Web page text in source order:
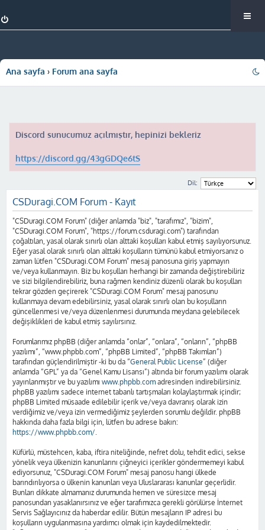
Ana sayfa Forum ana sayfa
Discord sunucumuz açılmıştır, hepinizi bekleriz
https://discord.gg/43gGDQe6tS
Dil:
CSDuragi.COM Forum - Kayıt
"CSDuragi.COM Forum" (diğer anlamda "biz", "tarafımız", "bizim",
"CSDuragi.COM Forum", "https://forum.csduragi.com") tarafından
çoğaltılan, yasal olarak sınırlı olan alttaki koşulları kabul etmiş sayılıyorsunuz.
Eğer yasal olarak sınırlı olan alttaki koşulların tümünü kabul etmiyorsanız o
zaman lütfen "CSDuragi.COM Forum" mesaj panosuna giriş yapmayın
ve/veya kullanmayın. Biz bu koşulları herhangi bir zamanda değiştirebiliriz
ve sizi bilgilendirebiliriz, buna rağmen kendiniz düzenli olarak bu koşulları
tekrar gözden geçirerek "CSDuragi.COM Forum" mesaj panosunu
kullanmaya devam edebilirsiniz, yasal olarak sınırlı olan bu koşulların
güncellenmesi ve/veya düzenlenmesi durumunda meydana gelebilecek
değişiklikleri de kabul etmiş sayılırsınız.
Forumlarımız phpBB (diğer anlamda “onlar”, “onlara”, “onların”, “phpBB
yazılımı”, “www.phpbb.com”, “phpBB Limited”, “phpBB Takımları”)
tarafından güçlendirilmiştir -ki bu da “General Public License” (diğer
anlamda “GPL” ya da “Genel Kamu Lisansı”) altında bir forum yazılımı olarak
yayınlanmıştır ve bu yazılımı www.phpbb.com adresinden indirebilirsiniz.
phpBB yazılımı sadece internet tabanlı tartışmaları kolaylaştırmak içindir;
phpBB Limited müsaade edilebilir içerik ve/veya davranış olarak izin
verdiğimiz ve/veya izin vermediğimiz şeylerden sorumlu değildir. phpBB
hakkında daha fazla bilgi için, lütfen bu adrese bakın:
https://www.phpbb.com/.
Küfürlü, müstehcen, kaba, iftira niteliğinde, nefret dolu, tehdit edici, sekse
yönelik veya ülkenizin kanunlarını çiğneyici içerikler göndermemeyi kabul
ediyorsunuz, "CSDuragi.COM Forum" mesaj panosu hangi ülkede
barındırılıyorsa o ülkenin kanunları veya Uluslararası kanunlar geçerlidir.
Bunları dikkate almamanız durumunda hemen ve süresizce mesaj
panosundan yasaklanırsınız ve eğer tarafımızca gerekli görülürse İnternet
Servis Sağlayıcınız da haberdar edilir. Bütün mesajların IP adresi bu
koşulların uygulanmasına yardımcı olmak için kaydedilmektedir.